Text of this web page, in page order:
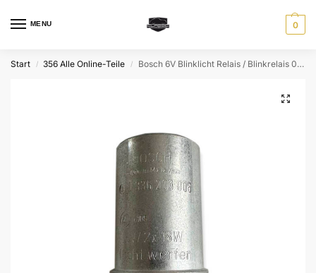
MENU 0
Start / 356 Alle Online-Teile / Bosch 6V Blinklicht Relais / Blinkrelais 0 336 203 006